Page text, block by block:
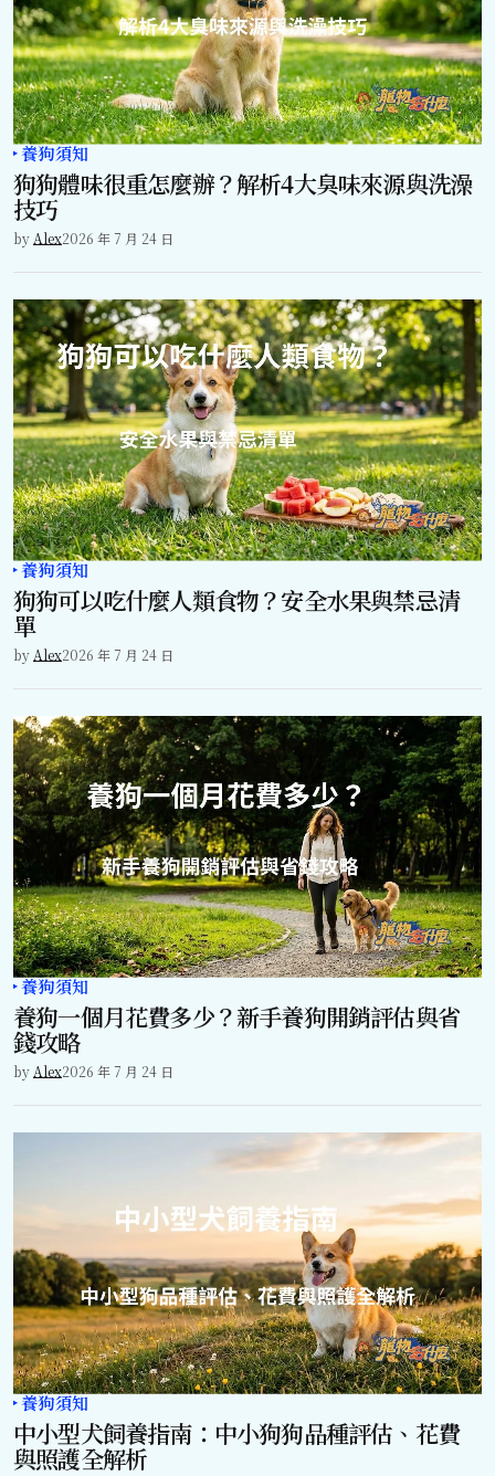
養狗須知
狗狗體味很重怎麼辦？解析4大臭味來源與洗澡
技巧
by Alex2026 年 7 月 24 日
養狗須知
狗狗可以吃什麼人類食物？安全水果與禁忌清
單
by Alex2026 年 7 月 24 日
養狗須知
養狗一個月花費多少？新手養狗開銷評估與省
錢攻略
by Alex2026 年 7 月 24 日
養狗須知
中小型犬飼養指南：中小狗狗品種評估、花費
與照護全解析